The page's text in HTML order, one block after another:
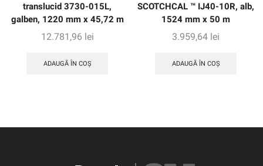
translucid 3730-015L,
galben, 1220 mm x 45,72 m
12.781,96 lei
ADAUGĂ ÎN COȘ
SCOTCHCAL ™ IJ40-10R, alb,
1524 mm x 50 m
3.959,64 lei
ADAUGĂ ÎN COȘ